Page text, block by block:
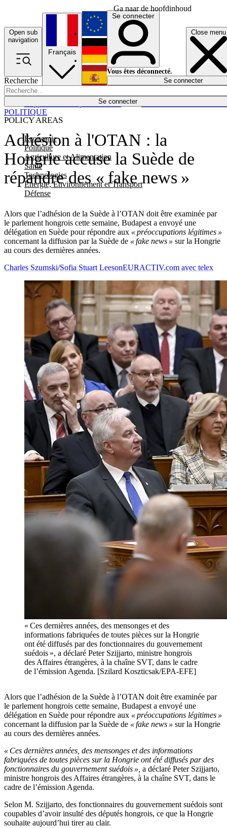
Ga naar de hoofdinhoud
Open sub
navigation
Close menu
Recherche
Se connecter
POLICY AREAS
Economie
Politique
Agriculture et Alimentation
Santé
Technologies
Energie, Environnement et Transport
Défense
Économie
Français
English
Deutsch
Español
Se connecter
Vous êtes déconnecté.
Se connecter
Adhésion à l'OTAN : la
Hongrie accuse la Suède de
répandre des « fake news »
Alors que l’adhésion de la Suède à l’OTAN doit être examinée par
le parlement hongrois cette semaine, Budapest a envoyé une
délégation en Suède pour répondre aux « préoccupations légitimes »
concernant la diffusion par la Suède de « fake news » sur la Hongrie
au cours des dernières années.
POLITIQUE
Charles Szumski/Sofia Stuart LeesonEURACTIV.com avec telex
« Ces dernières années, des mensonges et des
informations fabriquées de toutes pièces sur la Hongrie
ont été diffusés par des fonctionnaires du gouvernement
suédois », a déclaré Peter Szijjarto, ministre hongrois
des Affaires étrangères, à la chaîne SVT, dans le cadre
de l’émission Agenda. [Szilard Koszticsak/EPA-EFE]
Alors que l’adhésion de la Suède à l’OTAN doit être examinée par
le parlement hongrois cette semaine, Budapest a envoyé une
délégation en Suède pour répondre aux « préoccupations légitimes »
concernant la diffusion par la Suède de « fake news » sur la Hongrie
au cours des dernières années.
« Ces dernières années, des mensonges et des informations
fabriquées de toutes pièces sur la Hongrie ont été diffusés par des
fonctionnaires du gouvernement suédois », a déclaré Peter Szijjarto,
ministre hongrois des Affaires étrangères, à la chaîne SVT, dans le
cadre de l’émission Agenda.
Selon M. Szijjarto, des fonctionnaires du gouvernement suédois sont
coupables d’avoir insulté des députés hongrois, ce que la Hongrie
souhaite aujourd’hui tirer au clair.